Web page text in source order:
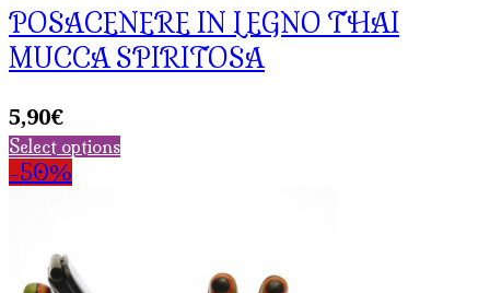
POSACENERE IN LEGNO THAI
MUCCA SPIRITOSA
5,90€
Select options
-50%